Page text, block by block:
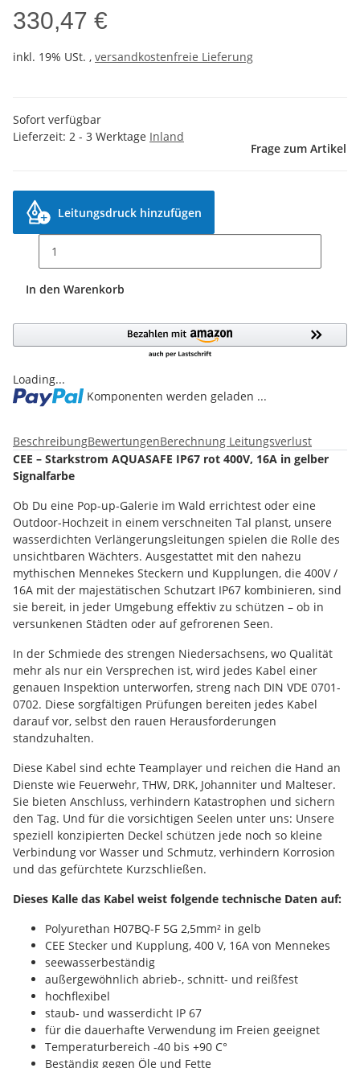
330,47 €
inkl. 19% USt. , versandkostenfreie Lieferung
Sofort verfügbar
Lieferzeit: 2 - 3 Werktage Inland
Frage zum Artikel
Leitungsdruck hinzufügen
In den Warenkorb
Loading...
Komponenten werden geladen ...
BeschreibungBewertungenBerechnung Leitungsverlust
CEE – Starkstrom AQUASAFE IP67 rot 400V, 16A in gelber
Signalfarbe
Ob Du eine Pop-up-Galerie im Wald errichtest oder eine
Outdoor-Hochzeit in einem verschneiten Tal planst, unsere
wasserdichten Verlängerungsleitungen spielen die Rolle des
unsichtbaren Wächters. Ausgestattet mit den nahezu
mythischen Mennekes Steckern und Kupplungen, die 400V /
16A mit der majestätischen Schutzart IP67 kombinieren, sind
sie bereit, in jeder Umgebung effektiv zu schützen – ob in
versunkenen Städten oder auf gefrorenen Seen.
In der Schmiede des strengen Niedersachsens, wo Qualität
mehr als nur ein Versprechen ist, wird jedes Kabel einer
genauen Inspektion unterworfen, streng nach DIN VDE 0701-
0702. Diese sorgfältigen Prüfungen bereiten jedes Kabel
darauf vor, selbst den rauen Herausforderungen
standzuhalten.
Diese Kabel sind echte Teamplayer und reichen die Hand an
Dienste wie Feuerwehr, THW, DRK, Johanniter und Malteser.
Sie bieten Anschluss, verhindern Katastrophen und sichern
den Tag. Und für die vorsichtigen Seelen unter uns: Unsere
speziell konzipierten Deckel schützen jede noch so kleine
Verbindung vor Wasser und Schmutz, verhindern Korrosion
und das gefürchtete Kurzschließen.
Dieses Kalle das Kabel weist folgende technische Daten auf:
Polyurethan H07BQ-F 5G 2,5mm² in gelb
CEE Stecker und Kupplung, 400 V, 16A von Mennekes
seewasserbeständig
außergewöhnlich abrieb-, schnitt- und reißfest
hochflexibel
staub- und wasserdicht IP 67
für die dauerhafte Verwendung im Freien geeignet
Temperaturbereich -40 bis +90 C°
Beständig gegen Öle und Fette